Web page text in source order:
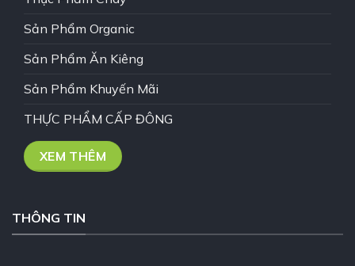
Sản Phẩm Organic
Sản Phẩm Ăn Kiêng
Sản Phẩm Khuyến Mãi
THỰC PHẨM CẤP ĐÔNG
XEM THÊM
THÔNG TIN